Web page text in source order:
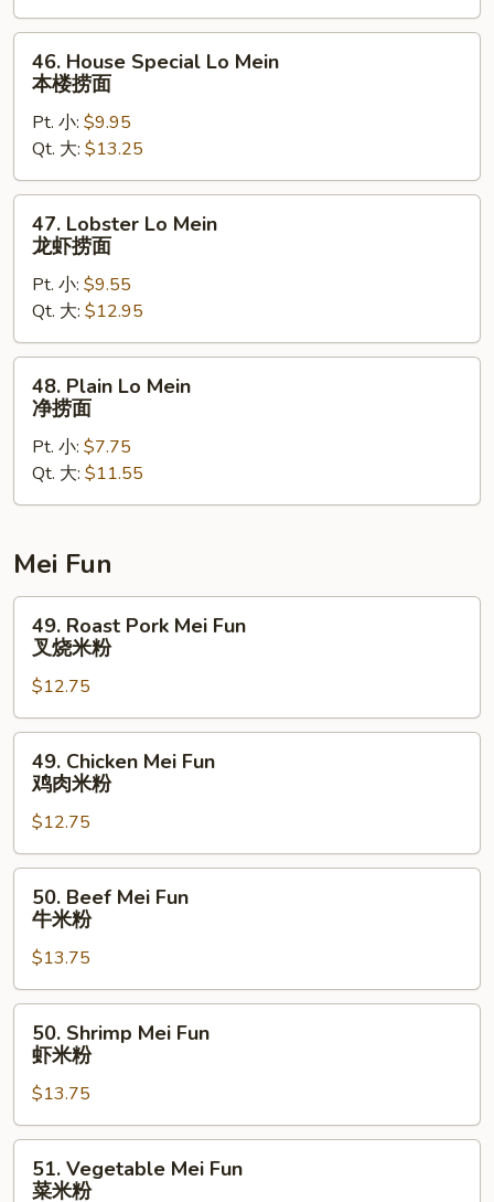
捞
面
House
Special
Mein
本
楼
46. House Special Lo Mein
本楼捞面
Pt. 小: $9.95
Qt. 大: $13.25
Lobster
Lo
Mein
虾
捞
47. Lobster Lo Mein
龙虾捞面
Pt. 小: $9.55
Qt. 大: $12.95
Plain
Lo
Mein
捞
48. Plain Lo Mein
净捞面
Pt. 小: $7.75
Qt. 大: $11.55
Mei Fun
Roast
Pork
Mei
Fun
叉
49. Roast Pork Mei Fun
叉烧米粉
$12.75
Chicken
Mei
Fun
鸡
肉
49. Chicken Mei Fun
鸡肉米粉
$12.75
Beef
Mei
Fun
牛
米
50. Beef Mei Fun
牛米粉
$13.75
Shrimp
Mei
Fun
虾
米
50. Shrimp Mei Fun
虾米粉
$13.75
Vegetable
51. Vegetable Mei Fun
菜米粉